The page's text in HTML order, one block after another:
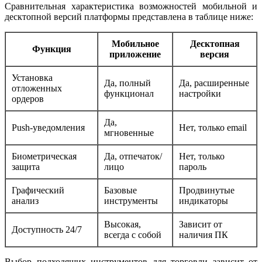
Сравнительная характеристика возможностей мобильной и
десктопной версий платформы представлена в таблице ниже:
Функция
Мобильное
приложение
Десктопная
версия
Установка
отложенных
ордеров
Да, полный
функционал
Да, расширенные
настройки
Push-уведомления
Да,
мгновенные
Нет, только email
Биометрическая
защита
Да, отпечаток/
лицо
Нет, только
пароль
Графический
анализ
Базовые
инструменты
Продвинутые
индикаторы
Доступность 24/7
Высокая,
всегда с собой
Зависит от
наличия ПК